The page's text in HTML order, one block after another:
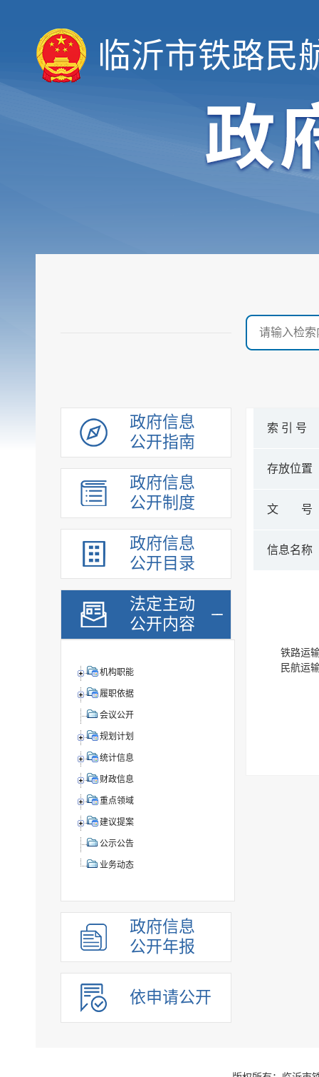
临沂市铁路民
政府信息
公开指南
政府信息
公开制度
政府信息
公开目录
法定主动
公开内容
机构职能
履职依据
会议公开
规划计划
统计信息
财政信息
重点领域
建议提案
公示公告
业务动态
政府信息
公开年报
依申请公开
索 引 号
存放位置
文 号
信息名称
铁路运
民航运